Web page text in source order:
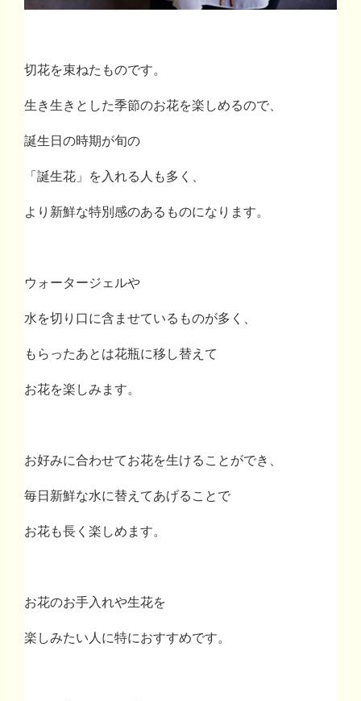
切花を束ねたものです。
生き生きとした季節のお花を楽しめるので、
誕生日の時期が旬の
「誕生花」を入れる人も多く、
より新鮮な特別感のあるものになります。
ウォータージェルや
水を切り口に含ませているものが多く、
もらったあとは花瓶に移し替えて
お花を楽しみます。
お好みに合わせてお花を生けることができ、
毎日新鮮な水に替えてあげることで
お花も長く楽しめます。
お花のお手入れや生花を
楽しみたい人に特におすすめです。